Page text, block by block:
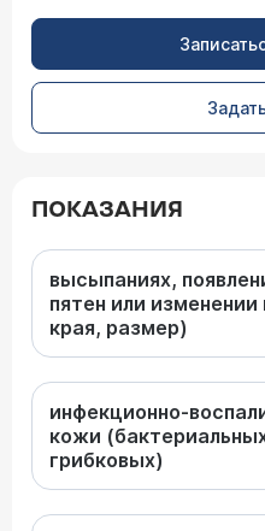
ПОКАЗАНИЯ
высыпаниях,
пятен или
края, размер)
инфекционно-
кожи
грибковых)